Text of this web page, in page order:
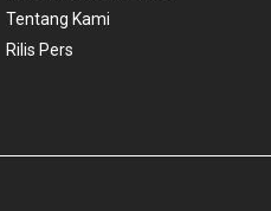
Tentang Kami
Rilis Pers